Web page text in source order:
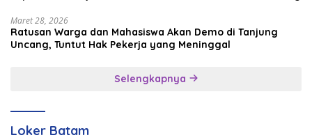
Maret 28, 2026
Ratusan Warga dan Mahasiswa Akan Demo di Tanjung
Uncang, Tuntut Hak Pekerja yang Meninggal
Selengkapnya
Loker Batam